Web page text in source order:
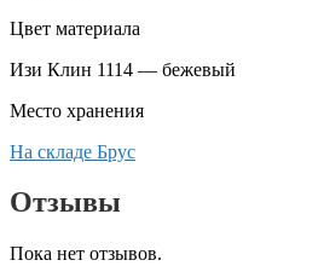
Цвет материала
Изи Клин 1114 — бежевый
Место хранения
На складе Брус
Отзывы
Пока нет отзывов.